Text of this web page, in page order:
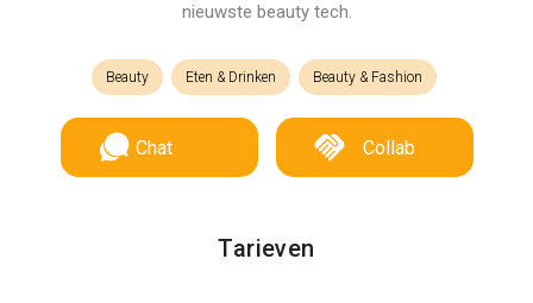
nieuwste beauty tech.
Beauty Eten & Drinken Beauty & Fashion
Chat Collab
Tarieven